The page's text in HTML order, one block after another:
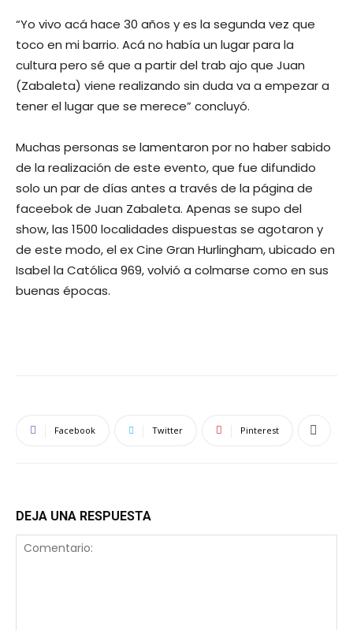
“Yo vivo acá hace 30 años y es la segunda vez que
toco en mi barrio. Acá no había un lugar para la
cultura pero sé que a partir del trab ajo que Juan
(Zabaleta) viene realizando sin duda va a empezar a
tener el lugar que se merece” concluyó.
Muchas personas se lamentaron por no haber sabido
de la realización de este evento, que fue difundido
solo un par de días antes a través de la página de
faceebok de Juan Zabaleta. Apenas se supo del
show, las 1500 localidades dispuestas se agotaron y
de este modo, el ex Cine Gran Hurlingham, ubicado en
Isabel la Católica 969, volvió a colmarse como en sus
buenas épocas.
Facebook Twitter Pinterest
DEJA UNA RESPUESTA